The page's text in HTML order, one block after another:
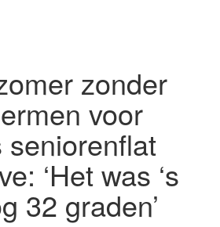
zonder
voor
seniorenflat
‘Het was ‘s
32 graden’